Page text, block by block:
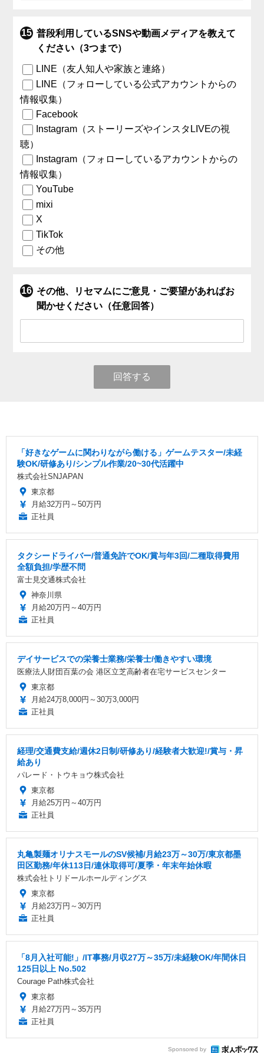
普段利用しているSNSや動画メディアを教えて
ください（3つまで）
LINE（友人知人や家族と連絡）
LINE（フォローしている公式アカウントからの
情報収集）
Facebook
Instagram（ストーリーズやインスタLIVEの視
聴）
Instagram（フォローしているアカウントからの
情報収集）
YouTube
mixi
X
TikTok
その他
その他、リセマムにご意見・ご要望があればお
聞かせください（任意回答）
回答する
「好きなゲームに関わりながら働ける」ゲームテスター/未経
験OK/研修あり/シンプル作業/20~30代活躍中
株式会社SNJAPAN
東京都
月給32万円～50万円
正社員
タクシードライバー/普通免許でOK/賞与年3回/二種取得費用
全額負担/学歴不問
富士見交通株式会社
神奈川県
月給20万円～40万円
正社員
デイサービスでの栄養士業務/栄養士/働きやすい環境
医療法人財団百葉の会 港区立芝高齢者在宅サービスセンター
東京都
月給24万8,000円～30万3,000円
正社員
経理/交通費支給/週休2日制/研修あり/経験者大歓迎!/賞与・昇
給あり
パレード・トウキョウ株式会社
東京都
月給25万円～40万円
正社員
丸亀製麺オリナスモールのSV候補/月給23万～30万/東京都墨
田区勤務/年休113日/連休取得可/夏季・年末年始休暇
株式会社トリドールホールディングス
東京都
月給23万円～30万円
正社員
「8月入社可能!」/IT事務/月収27万～35万/未経験OK/年間休日
125日以上 No.502
Courage Path株式会社
東京都
月給27万円～35万円
正社員
Sponsored by